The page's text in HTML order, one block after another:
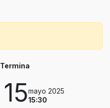
Termina
15mayo 2025
15:30